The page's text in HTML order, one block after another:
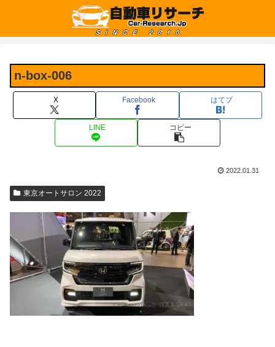
n-box-006
X Facebook はてブ
LINE コピー
2022.01.31
東京オートサロン 2022